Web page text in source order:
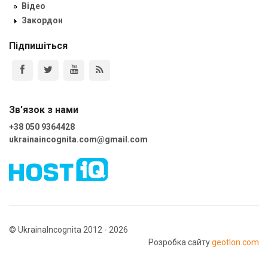
Відео
Закордон
Підпишіться
Зв'язок з нами
+38 050 9364428
ukrainaincognita.com@gmail.com
© UkrainaIncognita 2012 - 2026
Розробка сайтуgeotlon.com